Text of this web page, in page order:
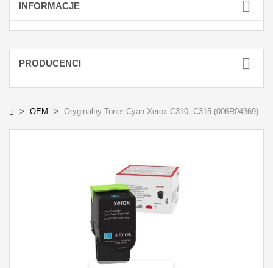
INFORMACJE
PRODUCENCI
OEM Oryginalny Toner Cyan Xerox C310, C315 (006R04369)